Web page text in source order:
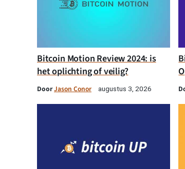
Bitcoin Motion Review 2024: is
het oplichting of veilig?
DoorJason Conor augustus 3, 2026